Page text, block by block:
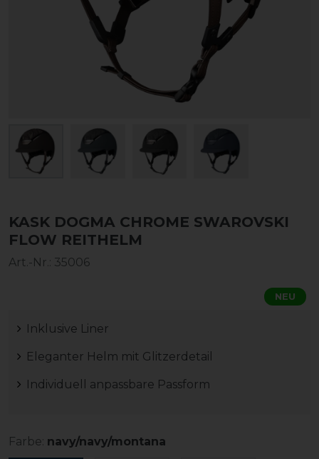
KASK DOGMA CHROME SWAROVSKI
FLOW REITHELM
Art.-Nr.: 35006
NEU
Inklusive Liner
Eleganter Helm mit Glitzerdetail
Individuell anpassbare Passform
Farbe: navy/navy/montana